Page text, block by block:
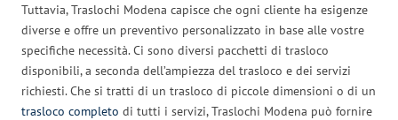
Tuttavia, Traslochi Modena capisce che ogni cliente ha esigenze
diverse e offre un preventivo personalizzato in base alle vostre
specifiche necessità. Ci sono diversi pacchetti di trasloco
disponibili, a seconda dell’ampiezza del trasloco e dei servizi
richiesti. Che si tratti di un trasloco di piccole dimensioni o di un
trasloco completo di tutti i servizi, Traslochi Modena può fornire